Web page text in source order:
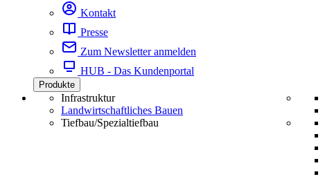
Kontakt
Presse
Zum Newsletter anmelden
HUB - Das Kundenportal
Produkte
Infrastruktur
Landwirtschaftliches Bauen
Tiefbau/Spezialtiefbau